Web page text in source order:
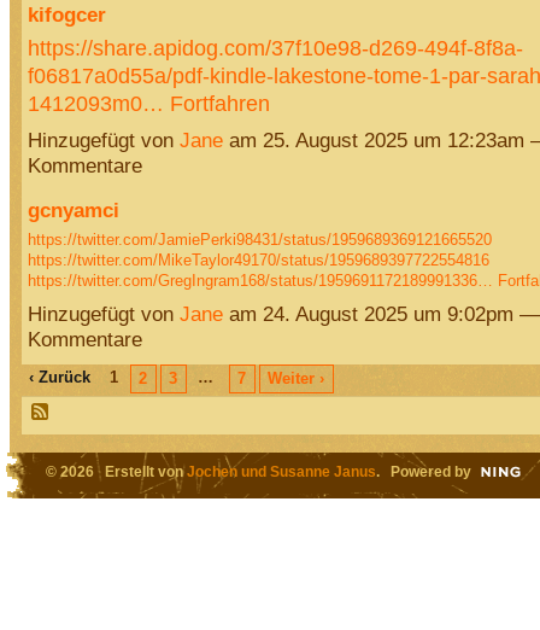
kifogcer
https://share.apidog.com/37f10e98-d269-494f-8f8a-
f06817a0d55a/pdf-kindle-lakestone-tome-1-par-
1412093m0… Fortfahren
Hinzugefügt von Janeam 25. August 2025 um 12:23am
Kommentare
gcnyamci
https://twitter.com/JamiePerki98431/status/1959689369121665520
https://twitter.com/MikeTaylor49170/status/1959689397722554816
https://twitter.com/GregIngram168/status/1959691172189991336…
Hinzugefügt von Janeam 24. August 2025 um 9:02pm
Kommentare
‹ Zurück 1 2 3 … 7 Weiter ›
© 2026 Erstellt vonJochen und Susanne Janus. Powered by